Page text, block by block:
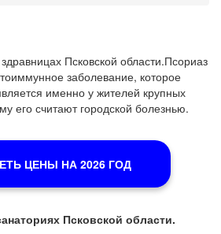
Псковской области.Псориаз
заболевание, которое
именно у жителей крупных
его считают городской болезнью.
ЦЕНЫ НА 2026 ГОД
Псковской области.